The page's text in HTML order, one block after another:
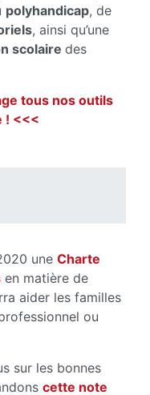
polyhandicap, de
, ainsi qu’une
scolaire des
tous nos outils
! <<<
une Charte
en matière de
aider les familles
ou
sur les bonnes
cette note